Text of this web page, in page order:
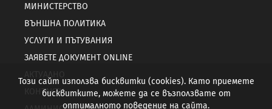
МИНИСТЕРСТВО
ВЪНШНА ПОЛИТИКА
УСЛУГИ И ПЪТУВАНИЯ
ЗАЯВЕТЕ ДОКУМЕНТ ONLINE
КОНТАКТИ
Този сайт използва бисквитки (cookies). Като приемете
бисквитките, можете да се възползвате от
оптималното поведение на сайта.